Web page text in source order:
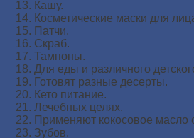
Кашу.
Косметические маски для
Патчи.
Скраб.
Тампоны.
Для еды и различного
Готовят разные десерты.
Кето питание.
Лечебных целях.
Применяют кокосовое масло
Зубов.